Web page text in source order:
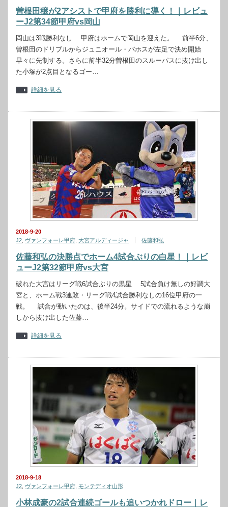
曽根田穣が2アシストで甲府を勝利に導く！｜レビュ
ーJ2第34節甲府vs岡山
岡山は3戦勝利なし 甲府はホームで岡山を迎えた。 前半6分、
曽根田のドリブルからジュニオール・バホスが左足で決め開始
早々に先制する。さらに前半32分曽根田のスルーパスに抜け出し
た小塚が2点目となるゴー…
詳細を見る
2018-9-20
J2 ヴァンフォーレ甲府 大宮アルディージャ 佐藤和弘
佐藤和弘の決勝点でホーム4試合ぶりの白星！｜レビ
ューJ2第32節甲府vs大宮
破れた大宮はリーグ戦6試合ぶりの黒星 5試合負け無しの好調大
宮と、ホーム戦3連敗・リーグ戦4試合勝利なしの16位甲府の一
戦。 試合が動いたのは、後半24分。サイドでの流れるような崩
しから抜け出した佐藤…
詳細を見る
2018-9-18
J2 ヴァンフォーレ甲府 モンテディオ山形
小林成豪の2試合連続ゴールも追いつかれドロー｜レ